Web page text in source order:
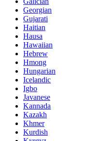
Georgian
Gujarati
Haitian
Hausa
Hawaiian
Hebrew
Hmong
Hungarian
Icelandic
Igbo
Javanese
Kannada
Kazakh
Khmer
Kurdish